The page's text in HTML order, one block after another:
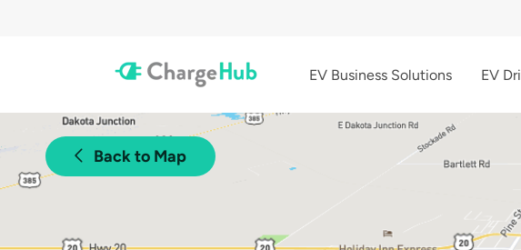
EV Business Solutions EV
Back to Map